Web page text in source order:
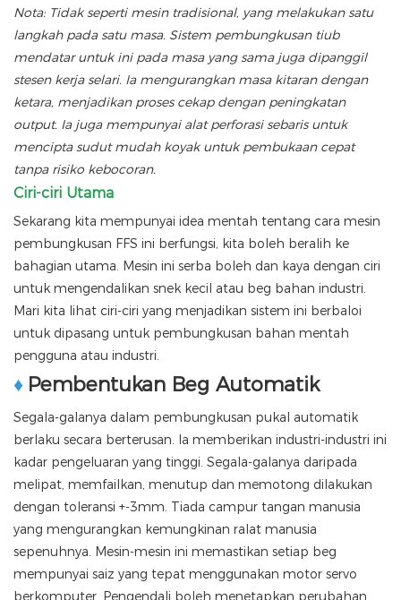
Nota: Tidak seperti mesin tradisional, yang melakukan satu
langkah pada satu masa. Sistem pembungkusan tiub
mendatar untuk ini pada masa yang sama juga dipanggil
stesen kerja selari. Ia mengurangkan masa kitaran dengan
ketara, menjadikan proses cekap dengan peningkatan
output. Ia juga mempunyai alat perforasi sebaris untuk
mencipta sudut mudah koyak untuk pembukaan cepat
tanpa risiko kebocoran.
Ciri-ciri Utama
Sekarang kita mempunyai idea mentah tentang cara mesin
pembungkusan FFS ini berfungsi, kita boleh beralih ke
bahagian utama. Mesin ini serba boleh dan kaya dengan ciri
untuk mengendalikan snek kecil atau beg bahan industri.
Mari kita lihat ciri-ciri yang menjadikan sistem ini berbaloi
untuk dipasang untuk pembungkusan bahan mentah
pengguna atau industri.
♦ Pembentukan Beg Automatik
Segala-galanya dalam pembungkusan pukal automatik
berlaku secara berterusan. Ia memberikan industri-industri ini
kadar pengeluaran yang tinggi. Segala-galanya daripada
melipat, memfailkan, menutup dan memotong dilakukan
dengan toleransi +-3mm. Tiada campur tangan manusia
yang mengurangkan kemungkinan ralat manusia
sepenuhnya. Mesin-mesin ini memastikan setiap beg
mempunyai saiz yang tepat menggunakan motor servo
berkomputer. Pengendali boleh menetapkan perubahan